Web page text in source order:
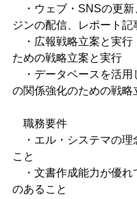
・ウェブ・SNSの更新
ジンの配信、レポート記
・広報戦略立案と実行
ための戦略立案と実行
・データベースを活用
の関係強化のための戦略
職務要件
・エル・システマの理
こと
・文書作成能力が優れ
のあること